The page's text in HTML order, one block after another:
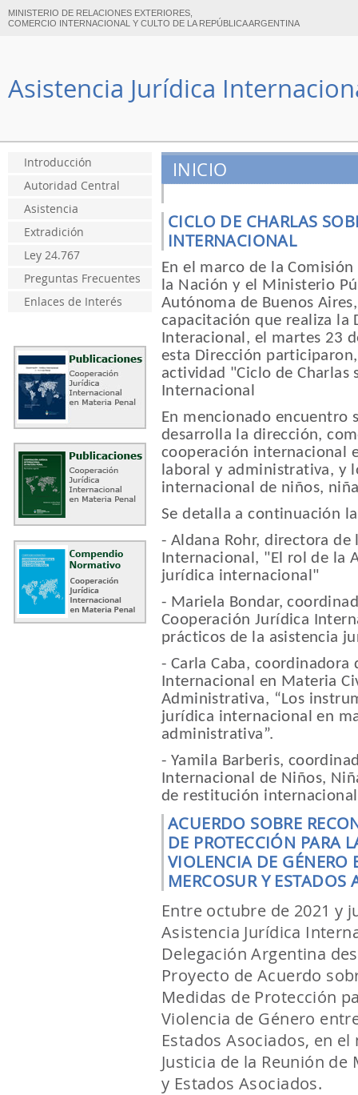
MINISTERIO DE RELACIONES EXTERIORES,
COMERCIO INTERNACIONAL Y CULTO DE LA REPÚBLICA ARGENTINA
Asistencia Jurídica
Introducción
Autoridad Central
Asistencia
Extradición
Ley 24.767
Preguntas Frecuentes
Enlaces de Interés
INICIO
CICLO DE CHARLAS
INTERNACIONAL
En el marco de la
la Nación y el Ministerio
Autónoma de Buenos
capacitación que realiza la
Interacional, el martes 23
esta Dirección
actividad "Ciclo de Charlas
Internacional
En mencionado encuentro
desarrolla la dirección,
cooperación internacional
laboral y administrativa, y
internacional de niños,
Se detalla a continuación
- Aldana Rohr, directora
Internacional, "El rol de la
jurídica internacional"
- Mariela Bondar,
Cooperación Jurídica
prácticos de la asistencia
- Carla Caba,
Internacional en Materia
Administrativa, “Los
jurídica internacional en
administrativa”.
- Yamila Barberis,
Internacional de Niños,
de restitución
ACUERDO SOBRE
DE PROTECCIÓN PARA
VIOLENCIA DE GÉNERO
MERCOSUR Y ESTADOS
Entre octubre de 2021 y
Asistencia Jurídica
Delegación Argentina
Proyecto de Acuerdo
Medidas de Protección
Violencia de Género
Estados Asociados, en
Justicia de la Reunión de
y Estados Asociados.